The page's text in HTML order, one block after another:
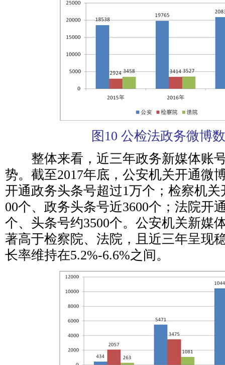
图10 公检法政务微博
整体来看，近三年政务新媒体账
势。截至2017年底，公安机关开通微
开通政务头条号超过1万个；检察机关
00个、政务头条号近3600个；法院开
个、头条号约3500个。公安机关新媒
著高于检察院、法院，且近三年呈现
长率维持在5.2%-6.6%之间。